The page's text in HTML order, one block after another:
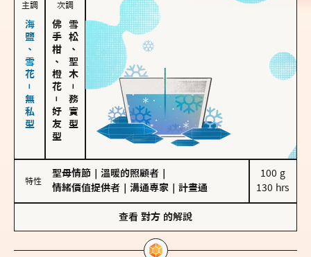
主調
海鹽、雪花－無私型
次調
佛手柑、橙花
－
好友型
雪松、聖木
－
務實型
特性
聖母情節 溫暖的照顧者
情緒價值提供者
溝通專家 計畫通
100 g
130 hrs
查看 對方 的解說